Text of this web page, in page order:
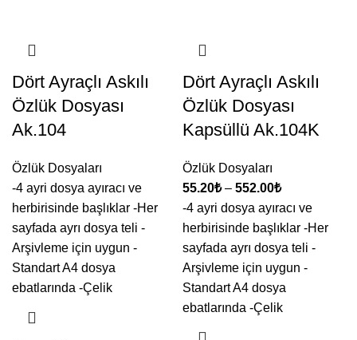
Dört Ayraçlı Askılı
Özlük Dosyası
Ak.104
Özlük Dosyaları
-4 ayri dosya ayıracı ve
herbirisinde başlıklar -Her
sayfada ayrı dosya teli -
Arşivleme için uygun -
Standart A4 dosya
ebatlarında -Çelik
Dört Ayraçlı Askılı
Özlük Dosyası
Kapsüllü Ak.104K
Özlük Dosyaları
55.20₺ – 552.00₺
-4 ayri dosya ayıracı ve
herbirisinde başlıklar -Her
sayfada ayrı dosya teli -
Arşivleme için uygun -
Standart A4 dosya
ebatlarında -Çelik